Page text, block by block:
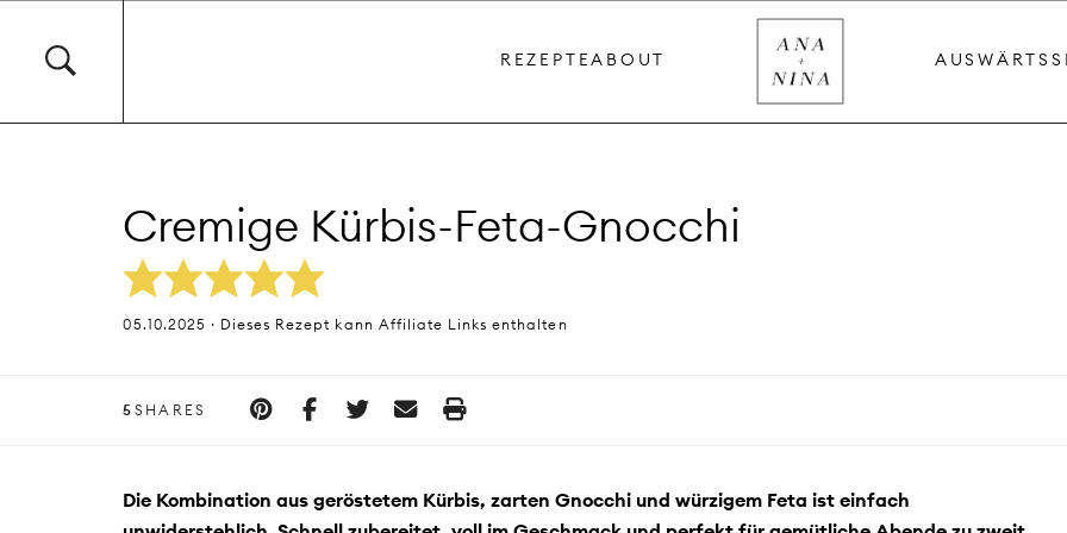
REZEPTEABOUT AUSWÄRTS
Cremige Kürbis-Feta-Gnocchi
05.10.2025 · Dieses Rezept kann Affiliate Links enthalten
5 SHARES
Die Kombination aus geröstetem Kürbis, zarten Gnocchi und würzigem Feta ist einfach